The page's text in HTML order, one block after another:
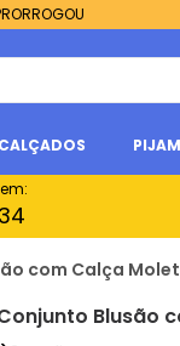
CALÇADOS
33
com Calça
Blusão